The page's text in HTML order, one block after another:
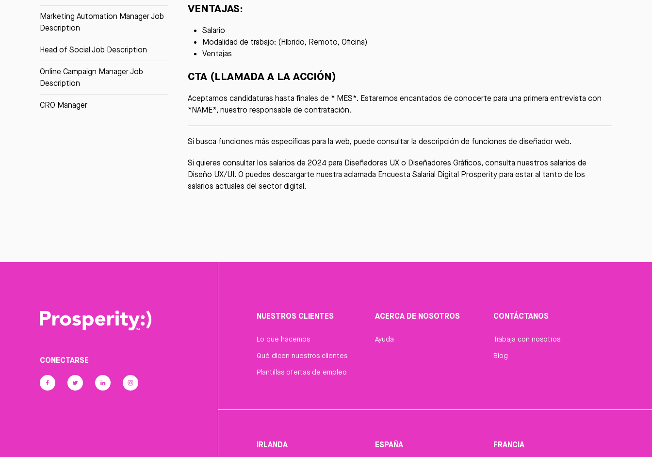
Marketing Automation Manager Job
Description
Head of Social Job Description
Online Campaign Manager Job
Description
CRO Manager
VENTAJAS:
Salario
Modalidad de trabajo: (Híbrido, Remoto, Oficina)
Ventajas
CTA (LLAMADA A LA ACCIÓN)
Aceptamos candidaturas hasta finales de * MES*. Estaremos encantados de conocerte para una primera entrevista con
*NAME*, nuestro responsable de contratación.
Si busca funciones más específicas para la web, puede consultar la descripción de funciones de diseñador web.
Si quieres consultar los salarios de 2024 para Diseñadores UX o Diseñadores Gráficos, consulta nuestros salarios de
Diseño UX/UI. O puedes descargarte nuestra aclamada Encuesta Salarial Digital Prosperitypara estar al tanto de los
salarios actuales del sector digital.
CONECTARSE
NUESTROS CLIENTES
Lo que hacemos
Qué dicen nuestros clientes
Plantillas ofertas de empleo
ACERCA DE NOSOTROS
Ayuda
CONTÁCTANOS
Trabaja con nosotros
Blog
IRLANDA ESPAÑA FRANCIA